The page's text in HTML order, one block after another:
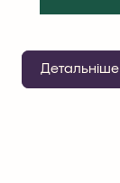
Детальніше